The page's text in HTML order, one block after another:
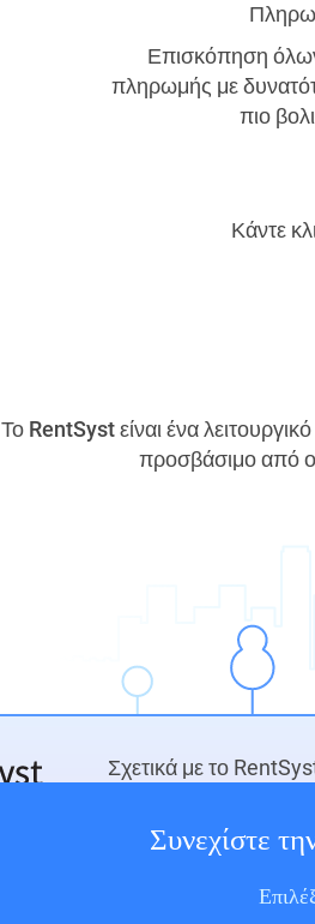
Επισκόπηση
πληρωμής με
πιο
Κάντε
Το RentSyst είναι ένα
προσβάσιμο από
Σχετικά με το
Συνεχίστε